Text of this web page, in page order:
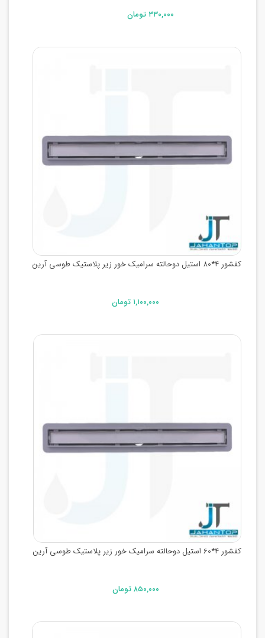
۳۳۰,۰۰۰ تومان
کفشور 4*80 استیل دوحالته سرامیک خور زیر پلاستیک طوسی آرین
۱,۱۰۰,۰۰۰ تومان
کفشور 4*60 استیل دوحالته سرامیک خور زیر پلاستیک طوسی آرین
۸۵۰,۰۰۰ تومان